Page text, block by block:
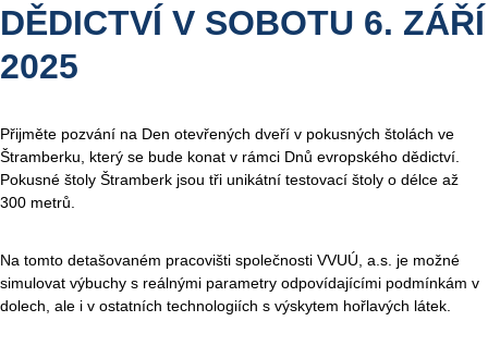
DĚDICTVÍ V SOBOTU 6. ZÁŘÍ
2025
Přijměte pozvání na Den otevřených dveří v pokusných štolách ve
Štramberku, který se bude konat v rámci Dnů evropského dědictví.
Pokusné štoly Štramberk jsou tři unikátní testovací štoly o délce až
300 metrů.
Na tomto detašovaném pracovišti společnosti VVUÚ, a.s. je možné
simulovat výbuchy s reálnými parametry odpovídajícími podmínkám v
dolech, ale i v ostatních technologiích s výskytem hořlavých látek.